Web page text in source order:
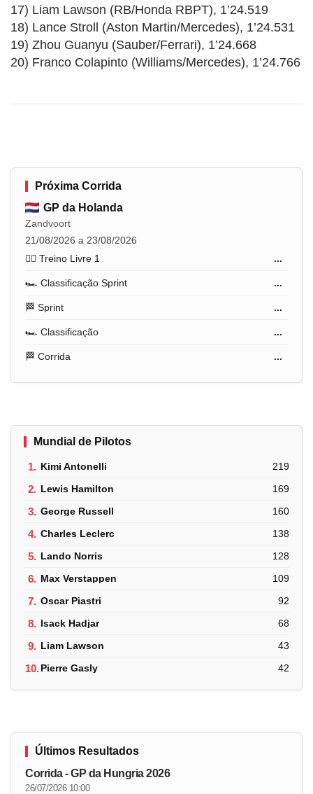
17) Liam Lawson (RB/Honda RBPT), 1’24.519
18) Lance Stroll (Aston Martin/Mercedes), 1’24.531
19) Zhou Guanyu (Sauber/Ferrari), 1’24.668
20) Franco Colapinto (Williams/Mercedes), 1’24.766
Próxima Corrida
GP da Holanda
Zandvoort
21/08/2026 a 23/08/2026
🏋️‍♂️ Treino Livre 1
...
🏎️ Classificação Sprint ...
🏁 Sprint ...
🏎️ Classificação ...
🏁 Corrida ...
Mundial de Pilotos
1. Kimi Antonelli 219
2. Lewis Hamilton 169
3. George Russell 160
4. Charles Leclerc 138
5. Lando Norris 128
6. Max Verstappen 109
7. Oscar Piastri 92
8. Isack Hadjar 68
9. Liam Lawson 43
10.Pierre Gasly 42
Últimos Resultados
Corrida - GP da Hungria 2026
26/07/2026 10:00